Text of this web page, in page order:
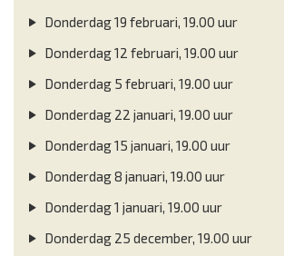
Donderdag 19 februari, 19.00 uur
Donderdag 12 februari, 19.00 uur
Donderdag 5 februari, 19.00 uur
Donderdag 22 januari, 19.00 uur
Donderdag 15 januari, 19.00 uur
Donderdag 8 januari, 19.00 uur
Donderdag 1 januari, 19.00 uur
Donderdag 25 december, 19.00 uur